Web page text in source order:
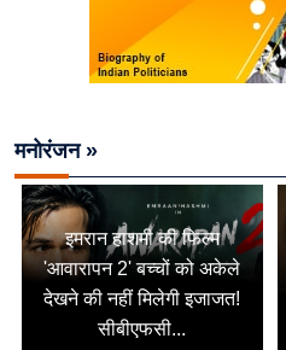
मनोरंजन »
इमरान हाशमी की फिल्म
'आवारापन 2' बच्चों को अकेले
देखने की नहीं मिलेगी इजाजत!
सीबीएफसी...